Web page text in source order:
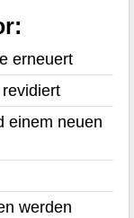
erneuert
einem neuen
werden